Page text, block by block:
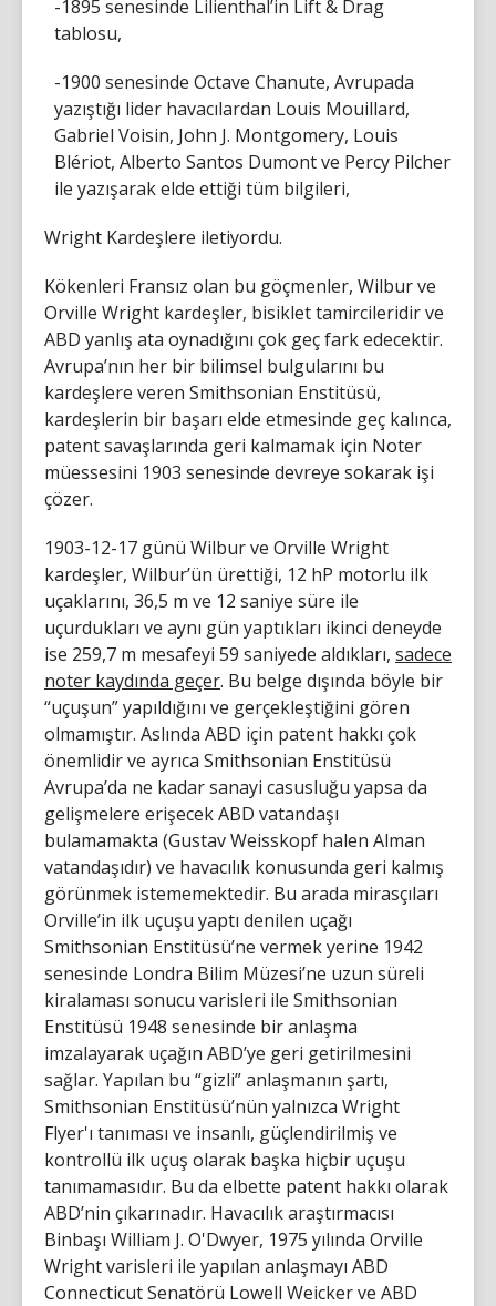
-1895 senesinde Lilienthal’in Lift & Drag
tablosu,
-1900 senesinde Octave Chanute, Avrupada
yazıştığı lider havacılardan Louis Mouillard,
Gabriel Voisin, John J. Montgomery, Louis
Blériot, Alberto Santos Dumont ve Percy Pilcher
ile yazışarak elde ettiği tüm bilgileri,
Wright Kardeşlere iletiyordu.
Kökenleri Fransız olan bu göçmenler, Wilbur ve
Orville Wright kardeşler, bisiklet tamircileridir ve
ABD yanlış ata oynadığını çok geç fark edecektir.
Avrupa’nın her bir bilimsel bulgularını bu
kardeşlere veren Smithsonian Enstitüsü,
kardeşlerin bir başarı elde etmesinde geç kalınca,
patent savaşlarında geri kalmamak için Noter
müessesini 1903 senesinde devreye sokarak işi
çözer.
1903-12-17 günü Wilbur ve Orville Wright
kardeşler, Wilbur’ün ürettiği, 12 hP motorlu ilk
uçaklarını, 36,5 m ve 12 saniye süre ile
uçurdukları ve aynı gün yaptıkları ikinci deneyde
ise 259,7 m mesafeyi 59 saniyede aldıkları, sadece
noter kaydında geçer. Bu belge dışında böyle bir
“uçuşun” yapıldığını ve gerçekleştiğini gören
olmamıştır. Aslında ABD için patent hakkı çok
önemlidir ve ayrıca Smithsonian Enstitüsü
Avrupa’da ne kadar sanayi casusluğu yapsa da
gelişmelere erişecek ABD vatandaşı
bulamamakta (Gustav Weisskopf halen Alman
vatandaşıdır) ve havacılık konusunda geri kalmış
görünmek istememektedir. Bu arada mirasçıları
Orville’in ilk uçuşu yaptı denilen uçağı
Smithsonian Enstitüsü’ne vermek yerine 1942
senesinde Londra Bilim Müzesi’ne uzun süreli
kiralaması sonucu varisleri ile Smithsonian
Enstitüsü 1948 senesinde bir anlaşma
imzalayarak uçağın ABD’ye geri getirilmesini
sağlar. Yapılan bu “gizli” anlaşmanın şartı,
Smithsonian Enstitüsü’nün yalnızca Wright
Flyer'ı tanıması ve insanlı, güçlendirilmiş ve
kontrollü ilk uçuş olarak başka hiçbir uçuşu
tanımamasıdır. Bu da elbette patent hakkı olarak
ABD’nin çıkarınadır. Havacılık araştırmacısı
Binbaşı William J. O'Dwyer, 1975 yılında Orville
Wright varisleri ile yapılan anlaşmayı ABD
Connecticut Senatörü Lowell Weicker ve ABD